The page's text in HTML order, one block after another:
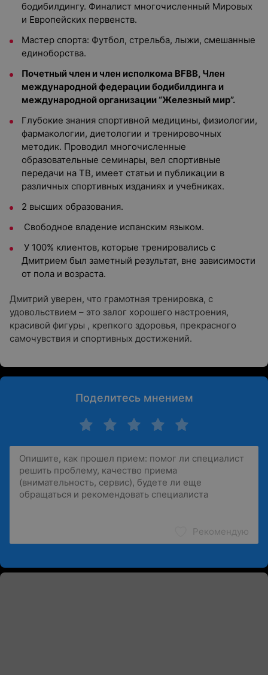
бодибилдингу. Финалист многочисленный Мировых
и Европейских первенств.
Мастер спорта: Футбол, стрельба, лыжи, смешанные
единоборства.
Почетный член и член исполкома BFBB, Член
международной федерации бодибилдинга и
международной организации “Железный мир”.
Глубокие знания спортивной медицины, физиологии,
фармакологии, диетологии и тренировочных
методик. Проводил многочисленные
образовательные семинары, вел спортивные
передачи на ТВ, имеет статьи и публикации в
различных спортивных изданиях и учебниках.
2 высших образования.
Свободное владение испанским языком.
У 100% клиентов, которые тренировались с
Дмитрием был заметный результат, вне зависимости
от пола и возраста.
Дмитрий уверен, что грамотная тренировка, с
удовольствием – это залог хорошего настроения,
красивой фигуры , крепкого здоровья, прекрасного
самочувствия и спортивных достижений.
Поделитесь мнением
Рекомендую